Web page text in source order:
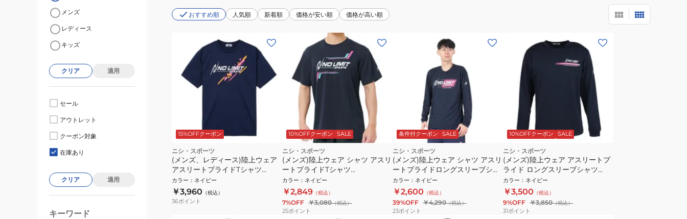
おすすめ順 人気順 新着順 価格が安い順 価格が高い順
15%OFFクーポン
ニシ・スポーツ
(メンズ、レディース)陸上ウェア
アスリートプライドTシャツ
2811A656.400
カラー ： ネイビー
￥3,960 （税込）
36ポイント
10%OFFクーポン SALE
ニシ・スポーツ
(メンズ)陸上ウェア シャツ アスリ
ートプライドTシャツ
2811A583.400
カラー ： ネイビー
￥2,849 （税込）
7%OFF ￥3,080（税込）
25ポイント
条件付クーポン SALE
ニシ・スポーツ
(メンズ)陸上ウェア シャツ アスリ
ートプライドロングスリーブシャ
ツ 2811A568.400
カラー ： ネイビー
￥2,600 （税込）
39%OFF ￥4,290（税込）
23ポイント
10%OFFクーポン SALE
ニシ・スポーツ
(メンズ)陸上ウェア アスリートプ
ライド ロングスリーブシャツ
2811A618.400
カラー ： ネイビー
￥3,500 （税込）
9%OFF ￥3,850（税込）
31ポイント
メンズ
レディース
キッズ
クリア 適用
セール
アウトレット
クーポン対象
在庫あり
クリア 適用
キーワード